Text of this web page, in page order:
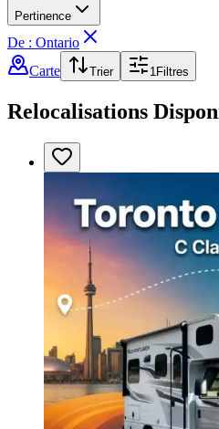
Pertinence
De : Ontario
Carte
Trier 1Filtres
Relocalisations